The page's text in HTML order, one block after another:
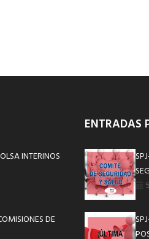
INTERINOS
DE
ENTRADAS